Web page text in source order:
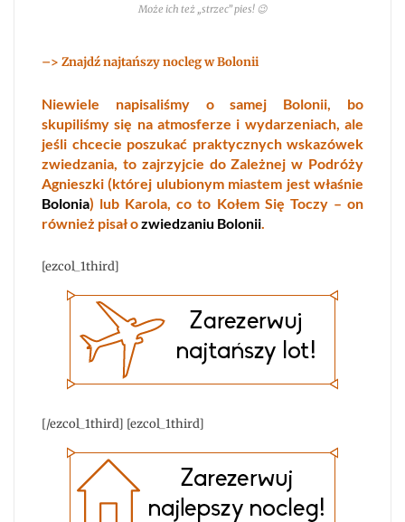
Może ich też „strzec” pies! 😉
–> Znajdź najtańszy nocleg w Bolonii
Niewiele napisaliśmy o samej Bolonii, bo
skupiliśmy się na atmosferze i wydarzeniach, ale
jeśli chcecie poszukać praktycznych wskazówek
zwiedzania, to zajrzyjcie do Zależnej w Podróży
Agnieszki (której ulubionym miastem jest właśnie
Bolonia) lub Karola, co to Kołem Się Toczy – on
również pisał ozwiedzaniu Bolonii.
[ezcol_1third]
[/ezcol_1third] [ezcol_1third]